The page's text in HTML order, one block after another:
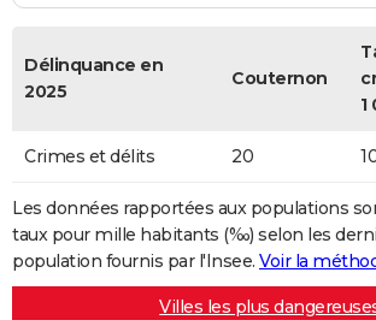
Délinquance en
2025
Couternon
1
Crimes et délits 20
Les données rapportées aux populations
taux pour mille habitants (‰) selon les
population fournis par l'Insee. Voir la
Villes les plus